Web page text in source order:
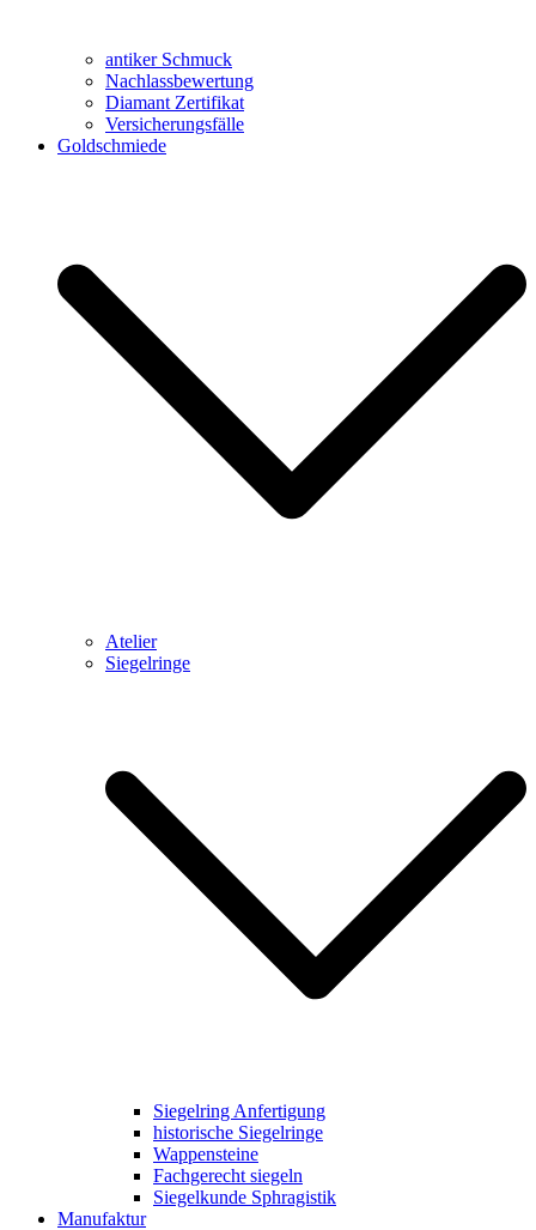
antiker Schmuck
Nachlassbewertung
Diamant Zertifikat
Versicherungsfälle
Goldschmiede
Atelier
Siegelringe
Siegelring Anfertigung
historische Siegelringe
Wappensteine
Fachgerecht siegeln
Siegelkunde Sphragistik
Manufaktur